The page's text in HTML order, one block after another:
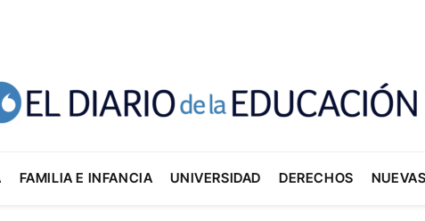
FAMILIA E INFANCIA UNIVERSIDAD DERECHOS